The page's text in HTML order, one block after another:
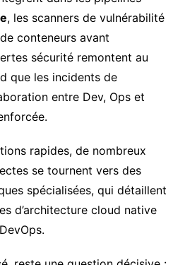
, les scanners de vulnérabilité
conteneurs avant
sécurité remontent au
que les incidents de
entre Dev, Ops et
rapides, de nombreux
se tournent vers des
spécialisées, qui détaillent
d’architecture cloud native